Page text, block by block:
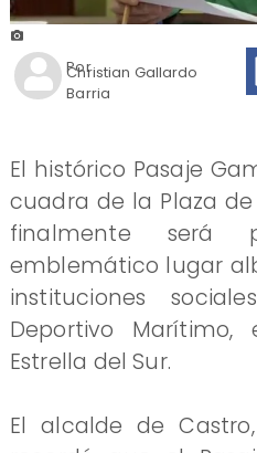
Christian Gallardo
Barria
Por
El histórico Pasaje
cuadra de la Plaza
finalmente será
emblemático lugar
instituciones
Deportivo
Estrella del Sur.
El alcalde de